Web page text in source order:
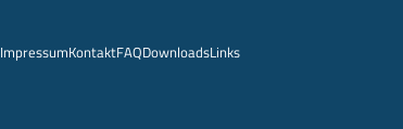
ImpressumKontaktFAQDownloadsLinks